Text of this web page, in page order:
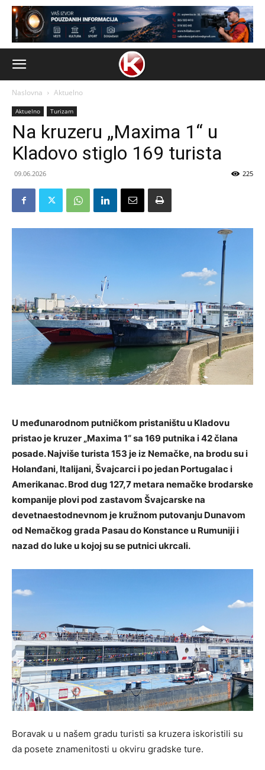
Naslovna Aktuelno
Aktuelno Turizam
Na kruzeru „Maxima 1“ u
Kladovo stiglo 169 turista
09.06.2026 225
U međunarodnom putničkom pristaništu u Kladovu
pristao je kruzer „Maxima 1“ sa 169 putnika i 42 člana
posade. Najviše turista 153 je iz Nemačke, na brodu su i
Holanđani, Italijani, Švajcarci i po jedan Portugalac i
Amerikanac. Brod dug 127,7 metara nemačke brodarske
kompanije plovi pod zastavom Švajcarske na
devetnaestodnevnom je kružnom putovanju Dunavom
od Nemačkog grada Pasau do Konstance u Rumuniji i
nazad do luke u kojoj su se putnici ukrcali.
Boravak u u našem gradu turisti sa kruzera iskoristili su
da posete znamenitosti u okviru gradske ture.